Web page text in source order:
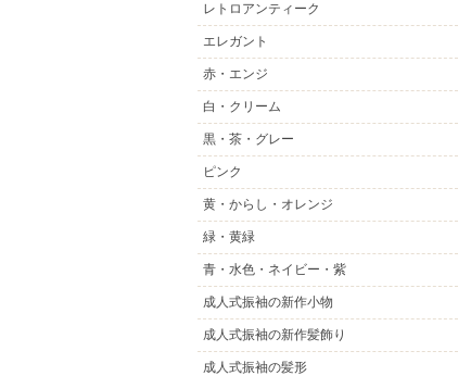
レトロアンティーク
エレガント
赤・エンジ
白・クリーム
黒・茶・グレー
ピンク
黄・からし・オレンジ
緑・黄緑
青・水色・ネイビー・紫
成人式振袖の新作小物
成人式振袖の新作髪飾り
成人式振袖の髪形